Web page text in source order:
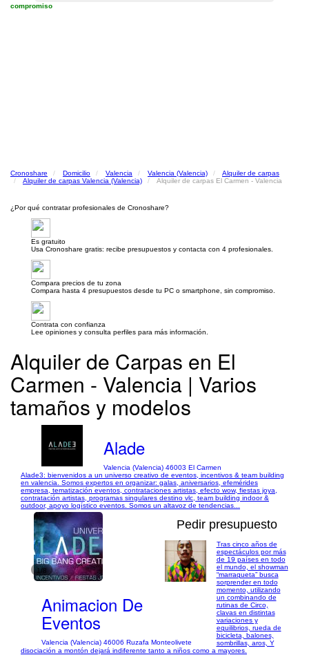
compromiso
Cronoshare Domicilio Valencia Valencia (Valencia)
Alquiler de carpas
Alquiler de carpas Valencia (Valencia)
Alquiler de carpas El Carmen - Valencia
¿Por qué contratar profesionales de Cronoshare?
Es gratuito
Usa Cronoshare gratis: recibe presupuestos y contacta con 4 profesionales.
Compara precios de tu zona
Compara hasta 4 presupuestos desde tu PC o smartphone, sin compromiso.
Contrata con confianza
Lee opiniones y consulta perfiles para más información.
Alquiler de Carpas en El
Carmen - Valencia | Varios
tamaños y modelos
Alade
Valencia (Valencia) 46003 El Carmen
Alade3: bienvenidos a un universo creativo de eventos, incentivos & team building
en valencia. Somos expertos en organizar: galas, aniversarios, efemérides
empresa, tematización eventos, contrataciones artistas, efecto wow, fiestas joya,
contratación artistas, programas singulares destino vlc, team building indoor &
outdoor, apoyo logístico eventos. Somos un altavoz de tendencias...
1/8
Pedir presupuesto
Animacion De
Eventos
Valencia (Valencia) 46006 Ruzafa Monteolivete
Tras cinco años de
espectáculos por más
de 19 países en todo
el mundo, el showman
“marraqueta” busca
sorprender en todo
momento, utilizando
un combinando de
rutinas de Circo,
clavas en distintas
variaciones y
equilibrios, rueda de
bicicleta, balones,
sombrillas, aros, Y
disociación a montón dejará indiferente tanto a niños como a mayores.